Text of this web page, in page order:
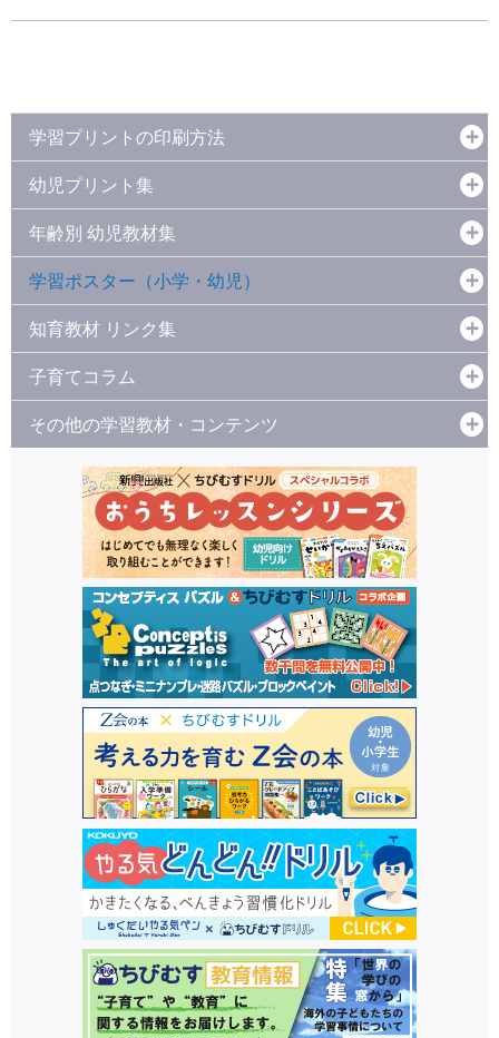
学習プリントの印刷方法
幼児プリント集
年齢別 幼児教材集
学習ポスター（小学・幼児）
知育教材 リンク集
子育てコラム
その他の学習教材・コンテンツ